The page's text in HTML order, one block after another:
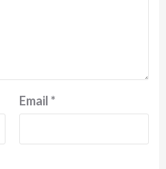
Email*